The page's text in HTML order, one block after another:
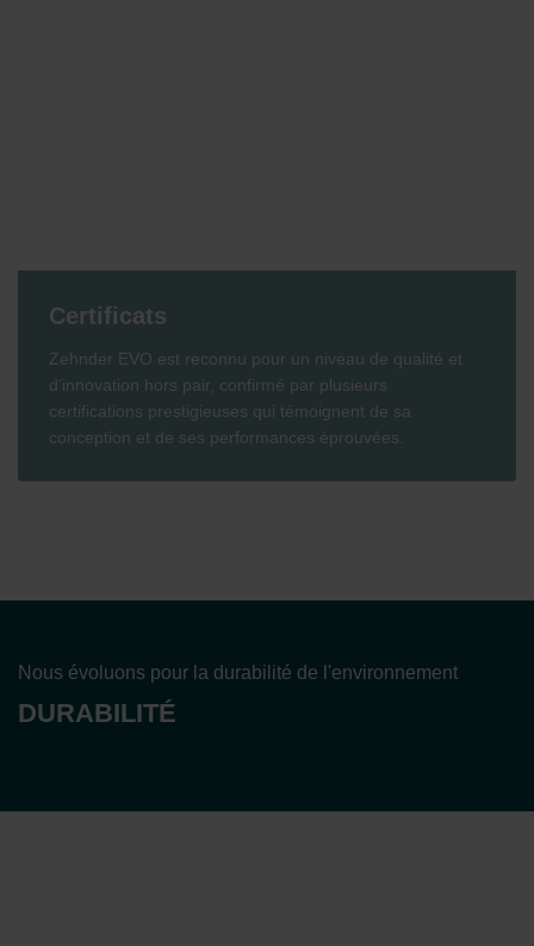
Certificats
Zehnder EVO est reconnu pour un niveau de qualité et
d’innovation hors pair, confirmé par plusieurs
certifications prestigieuses qui témoignent de sa
conception et de ses performances éprouvées.
Nous évoluons pour la durabilité de l'environnement
DURABILITÉ